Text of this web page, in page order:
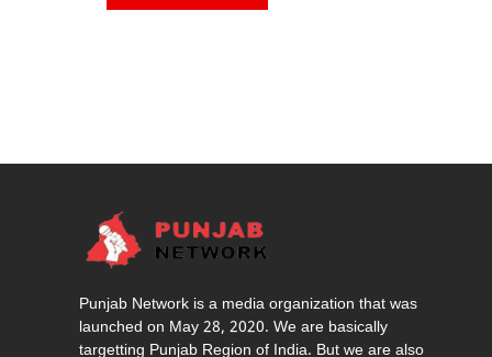
Punjab Network is a media organization that was
launched on May 28, 2020. We are basically
targetting Punjab Region of India. But we are also